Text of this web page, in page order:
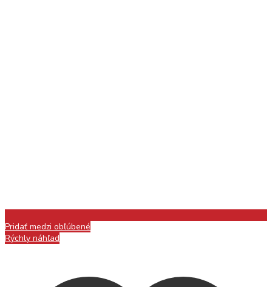
Pridať medzi obľúbené
Rýchly náhľad